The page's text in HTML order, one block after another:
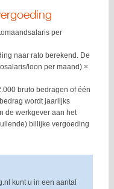
per
naar rato berekend. De
loon per maand) ×
bruto bedragen of één
wordt jaarlijks
de werkgever aan het
billijke vergoeding
kunt u in een aantal